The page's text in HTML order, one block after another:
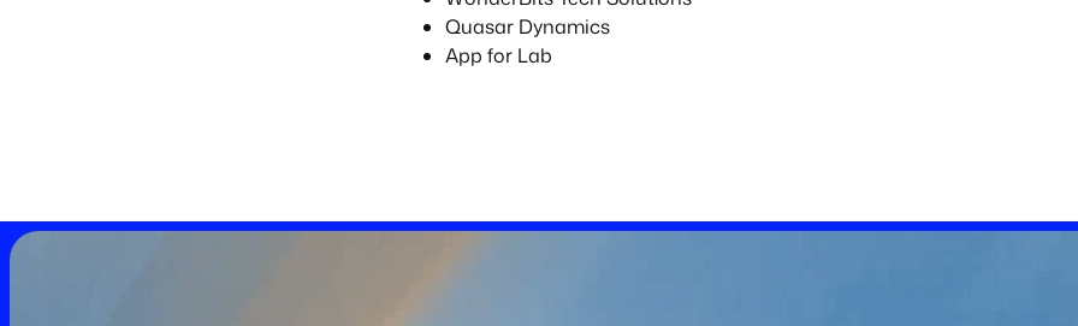
Quasar Dynamics
App for Lab